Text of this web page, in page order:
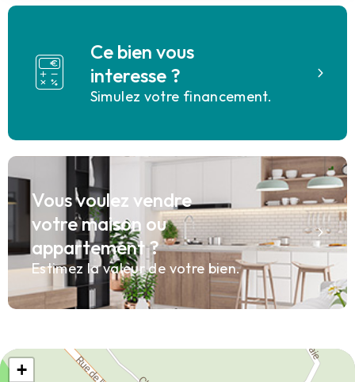
Ce bien vous
interesse ?
Simulez votre financement.
Vous voulez vendre
votre maison ou
appartement ?
Estimez la valeur de votre bien.
+